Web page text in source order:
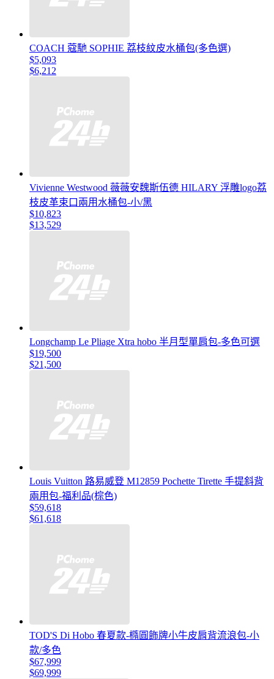
COACH 蔻馳 SOPHIE 荔枝紋皮水桶包(多色選)
$5,093
$6,212
Vivienne Westwood 薇薇安魏斯伍德 HILARY 浮雕logo荔
枝皮革束口兩用水桶包-小/黑
$10,823
$13,529
Longchamp Le Pliage Xtra hobo 半月型單肩包-多色可選
$19,500
$21,500
Louis Vuitton 路易威登 M12859 Pochette Tirette 手提斜背
兩用包-福利品(棕色)
$59,618
$61,618
TOD'S Di Hobo 春夏款-橢圓飾牌小牛皮肩背流浪包-小
款/多色
$67,999
$69,999